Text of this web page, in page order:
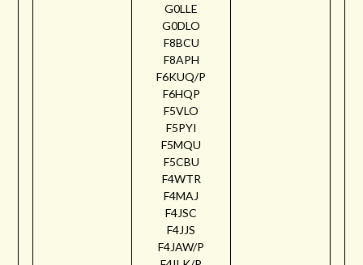
G0LLE
G0DLO
F8BCU
F8APH
F6KUQ/P
F6HQP
F5VLO
F5PYI
F5MQU
F5CBU
F4WTR
F4MAJ
F4JSC
F4JJS
F4JAW/P